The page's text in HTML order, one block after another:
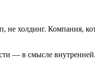
холдинг. Компания,
— в смысле внутренней.